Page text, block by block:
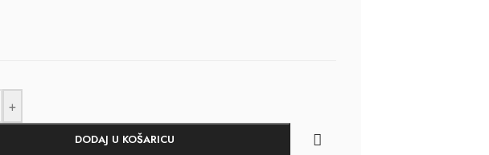
+
DODAJ U KOŠARICU